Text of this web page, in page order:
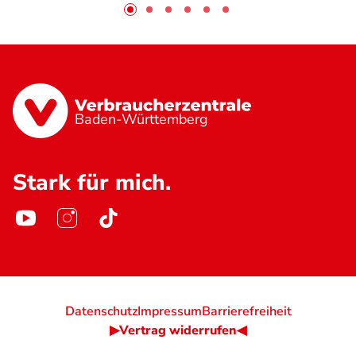
Baden-Württemberg
Stark für mich.
DatenschutzImpressumBarrierefreiheit
▶Vertrag widerrufen◀